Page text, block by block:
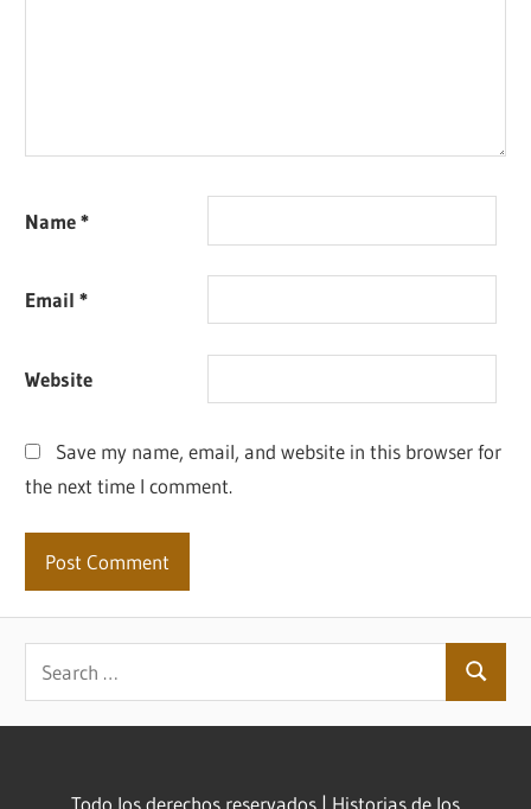
Name*
Email*
Website
Save my name, email, and website in this browser for
the next time I comment.
Search
Todo los derechos reservados | Historias de los